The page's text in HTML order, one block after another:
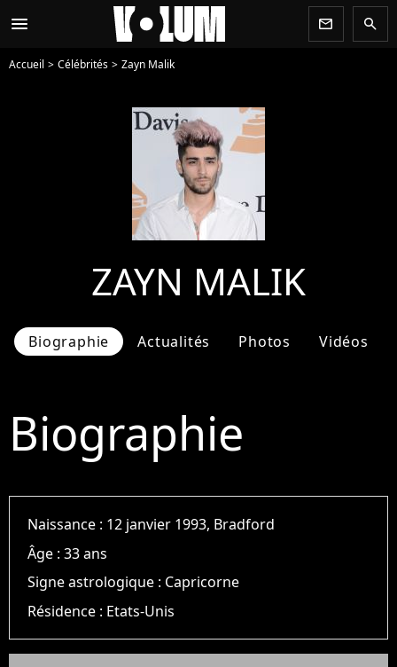
menu newsletter search
Accueil Célébrités Zayn Malik
ZAYN MALIK
Biographie Actualités Photos Vidéos
Biographie
Naissance : 12 janvier 1993, Bradford
Âge :33 ans
Signe astrologique : Capricorne
Résidence : Etats-Unis